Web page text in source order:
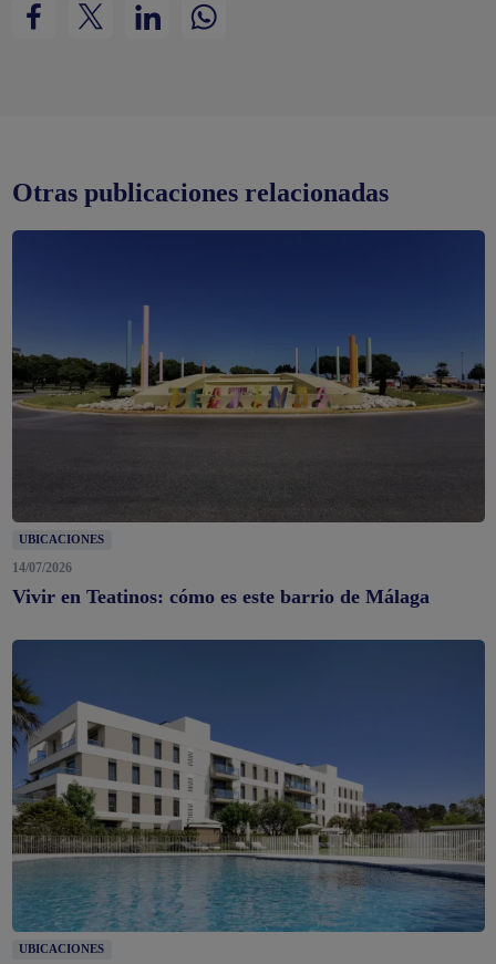
Otras publicaciones relacionadas
UBICACIONES
14/07/2026
Vivir en Teatinos: cómo es este barrio de Málaga
UBICACIONES